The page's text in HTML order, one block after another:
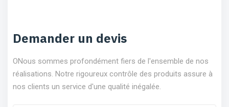
Demander un devis
ONous sommes profondément fiers de l'ensemble de nos
réalisations. Notre rigoureux contrôle des produits assure à
nos clients un service d'une qualité inégalée.